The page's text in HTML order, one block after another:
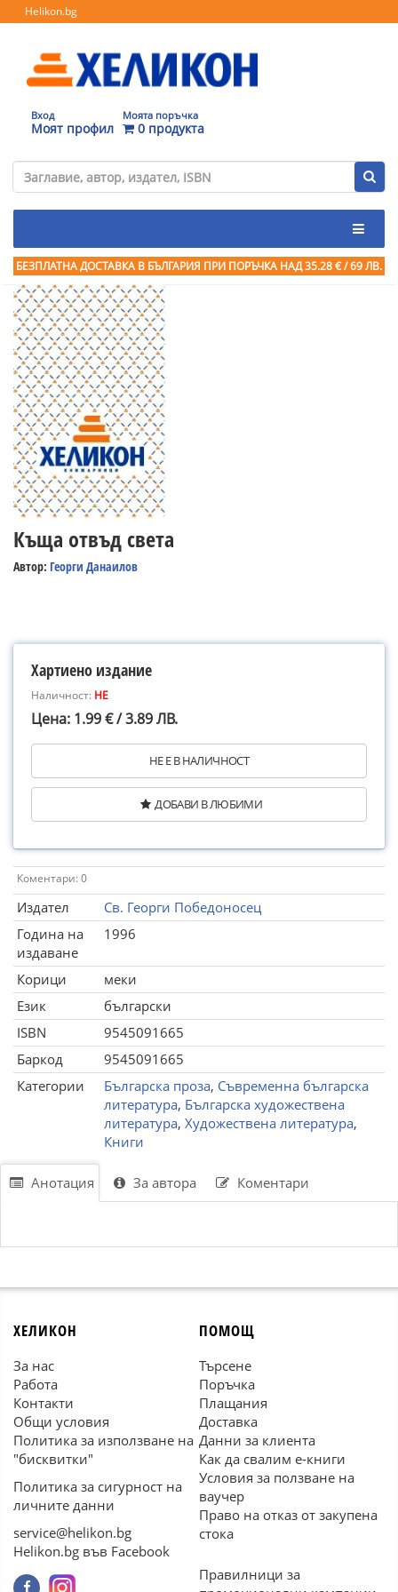
Helikon.bg
Вход
Моят профил
Моята поръчка
0 продукта
БЕЗПЛАТНА ДОСТАВКА В БЪЛГАРИЯ ПРИ ПОРЪЧКА НАД 35.28 € / 69 ЛВ.
Къща отвъд света
Автор: Георги Данаилов
Хартиено издание
Наличност: НЕ
Цена: 1.99 € / 3.89 ЛВ.
НЕ Е В НАЛИЧНОСТ
ДОБАВИ В ЛЮБИМИ
Коментари: 0
Издател
Св. Георги Победоносец
Година на
издаване
1996
Корици
меки
Език
български
ISBN
9545091665
Баркод
9545091665
Категории
Българска проза, Съвременна българска
литература, Българска художествена
литература, Художествена литература,
Книги
Анотация За автора Коментари
ХЕЛИКОН
За нас
Работа
Контакти
Общи условия
Политика за използване на
"бисквитки"
Политика за сигурност на
личните данни
service@helikon.bg
Helikon.bg във Facebook
ПОМОЩ
Търсене
Поръчка
Плащания
Доставка
Данни за клиента
Как да свалим е-книги
Условия за ползване на
ваучер
Право на отказ от закупена
стока
Правилници за